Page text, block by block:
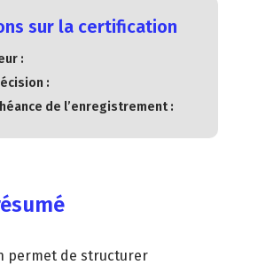
permet de structurer
sur la certification
:
:
de l’enregistrement :